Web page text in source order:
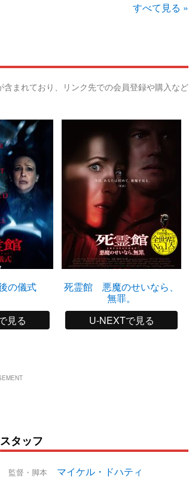
すべて見る »
まれており、リンク先での会員登録や購入など
の儀式
見る
死霊館 悪魔のせいなら、
無罪。
U-NEXTで見る
スタッフ
監督・脚本 マイケル・ドハティ